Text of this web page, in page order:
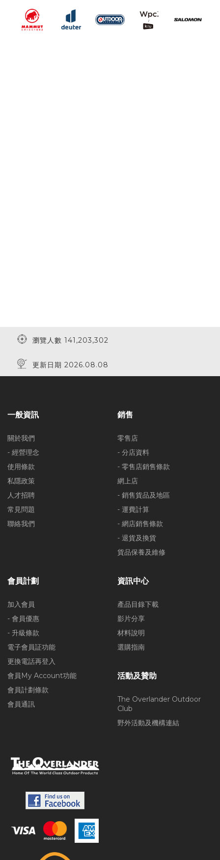
瀏覽人數 141,203,302
更新日期 2026.08.08
一般資訊
關於我們
- 經營理念
使用條款
私隱政策
人才招聘
常見問題
聯絡我們
銷售
零售店
- 分店資料
- 零售店銷售條款
網上店
- 銷售貨品及地區
- 運費計算
- 網店銷售條款
- 退貨及換貨
貨品保養及維修
會員計劃
加入會員
- 會員優惠
- 升級條款
電子會員証功能
更換電話再登入
會員My Account功能
會員計劃條款
會員通訊
資訊中心
產品目錄下載
影片分享
材料說明
選購指南
活動及贊助
The Overlander Outdoor
Club
野外活動及機構連結